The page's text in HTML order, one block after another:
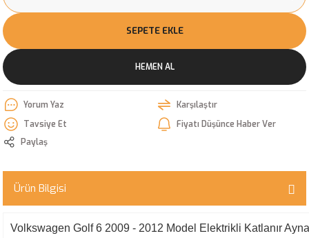
SEPETE EKLE
HEMEN AL
Yorum Yaz
Karşılaştır
Tavsiye Et
Fiyatı Düşünce Haber Ver
Paylaş
Ürün Bilgisi
Volkswagen Golf 6 2009 - 2012 Model Elektrikli Katlanır